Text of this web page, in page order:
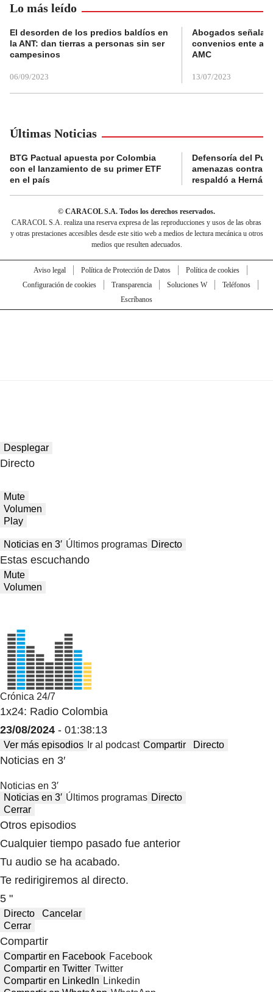
Lo más leído
El desorden de los predios baldíos en
la ANT: dan tierras a personas sin ser
campesinos
06/09/2023
Abogados
convenios ente
AMC
13/07/2023
Últimas Noticias
BTG Pactual apuesta por Colombia
con el lanzamiento de su primer ETF
en el país
Defensoría del
amenazas contra
respaldó a Hernán
© CARACOL S.A. Todos los derechos reservados.
CARACOL S.A. realiza una reserva expresa de las reproducciones y usos de las obras
y otras prestaciones accesibles desde este sitio web a medios de lectura mecánica u otros
medios que resulten adecuados.
Aviso legal Política de Protección de Datos
Política de cookies
Configuración de cookies
Transparencia Soluciones W
Teléfonos
Escríbanos
Desplegar
Directo
Mute
Volumen
Play
Noticias en 3′ Últimos programas Directo
Estas escuchando
Mute
Volumen
Crónica 24/7
1x24: Radio Colombia
23/08/2024 - 01:38:13
Ver más episodios Ir al podcast Compartir Directo
Noticias en 3′
Noticias en 3′
Noticias en 3′ Últimos programas Directo
Cerrar
Otros episodios
Cualquier tiempo pasado fue anterior
Tu audio se ha acabado.
Te redirigiremos al directo.
5 "
Directo
Cancelar
Cerrar
Compartir
Compartir en Facebook Facebook
Compartir en Twitter Twitter
Compartir en LinkedIn Linkedin